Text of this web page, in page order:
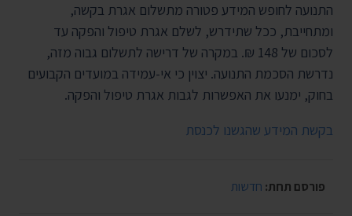
התנועה לחופש המידע פטורה מתשלום אגרת בקשה,
ומתחייבת, ככל שתידרש, לשלם אגרת טיפול והפקה עד
לסכום של 148 ₪. במקרה של דרישה לתשלום גבוה מזה,
נדרשת הסכמת התנועה. יצוין כי אי-עמידה במועדים הקבועים
בחוק, ימנעו את האפשרות לגבות אגרת טיפול והפקה.
בקשת המידע שהגשנו לכנסת
פורסם תחת: חדשות